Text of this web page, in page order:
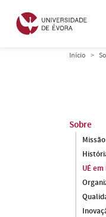
Início
Sobre
Missão
UÉ